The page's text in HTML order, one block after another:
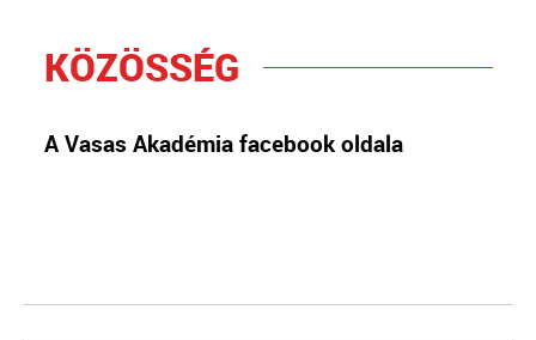
KÖZÖSSÉG
A Vasas Akadémia facebook oldala